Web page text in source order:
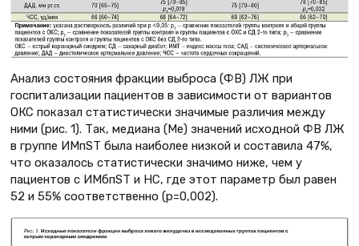
Анализ состояния фракции выброса (ФВ) ЛЖ при
госпитализации пациентов в зависимости от вариантов
ОКС показал статистически значимые различия между
ними (рис. 1). Так, медиана (Ме) значений исходной ФВ ЛЖ
в группе ИМпST была наиболее низкой и составила 47%,
что оказалось статистически значимо ниже, чем у
пациентов с ИМбпST и НС, где этот параметр был равен
52 и 55% соответственно (p=0,002).